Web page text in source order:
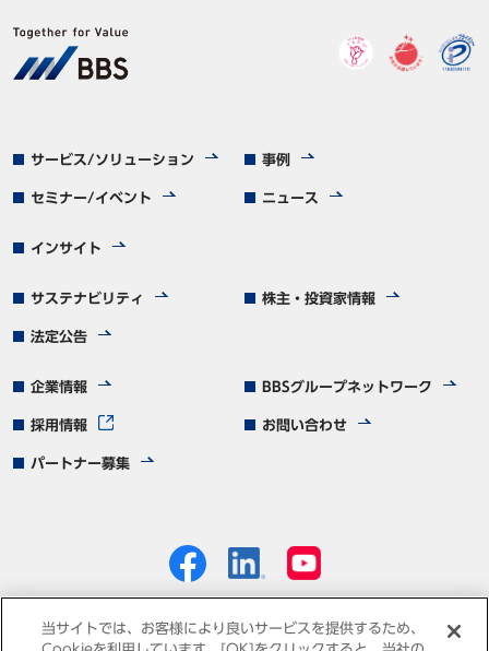
サービス/ソリューション 事例
セミナー/イベント ニュース
インサイト
サステナビリティ 株主・投資家情報
法定公告
企業情報 BBSグループネットワーク
採用情報 お問い合わせ
パートナー募集
当サイトでは、お客様により良いサービスを提供するため、